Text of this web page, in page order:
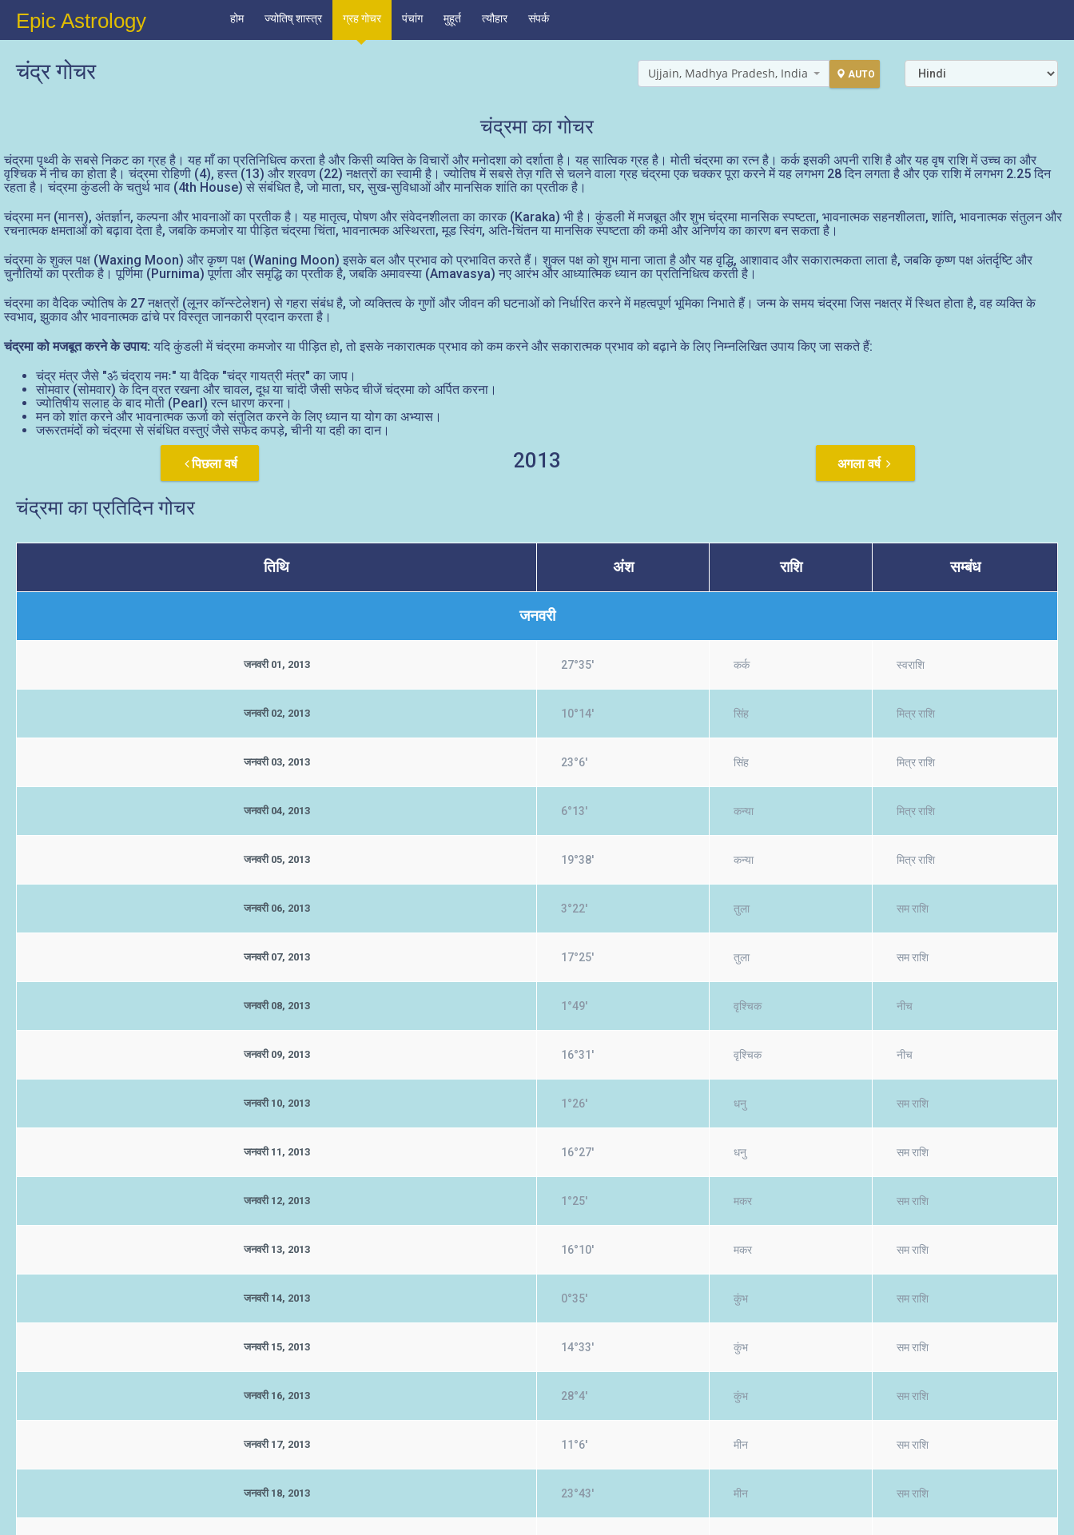
Epic Astrology होम ज्योतिष् शास्त्र ग्रह गोचर पंचांग मुहूर्त त्यौहार संपर्क
चंद्र गोचर Ujjain, Madhya Pradesh, India AUTO
चंद्रमा का गोचर
चंद्रमा पृथ्वी के सबसे निकट का ग्रह है। यह माँ का प्रतिनिधित्व करता है और किसी व्यक्ति के विचारों और मनोदशा को दर्शाता है। यह सात्विक ग्रह है। मोती चंद्रमा का रत्न है। कर्क इसकी अपनी राशि है और यह वृष राशि में उच्च का और
वृश्चिक में नीच का होता है। चंद्रमा रोहिणी (4), हस्त (13) और श्रवण (22) नक्षत्रों का स्वामी है। ज्योतिष में सबसे तेज़ गति से चलने वाला ग्रह चंद्रमा एक चक्कर पूरा करने में यह लगभग 28 दिन लगता है और एक राशि में लगभग 2.25 दिन
रहता है। चंद्रमा कुंडली के चतुर्थ भाव (4th House) से संबंधित है, जो माता, घर, सुख-सुविधाओं और मानसिक शांति का प्रतीक है।
चंद्रमा मन (मानस), अंतर्ज्ञान, कल्पना और भावनाओं का प्रतीक है। यह मातृत्व, पोषण और संवेदनशीलता का कारक (Karaka) भी है। कुंडली में मजबूत और शुभ चंद्रमा मानसिक स्पष्टता, भावनात्मक सहनशीलता, शांति, भावनात्मक संतुलन और
रचनात्मक क्षमताओं को बढ़ावा देता है, जबकि कमजोर या पीड़ित चंद्रमा चिंता, भावनात्मक अस्थिरता, मूड स्विंग, अति-चिंतन या मानसिक स्पष्टता की कमी और अनिर्णय का कारण बन सकता है।
चंद्रमा के शुक्ल पक्ष (Waxing Moon) और कृष्ण पक्ष (Waning Moon) इसके बल और प्रभाव को प्रभावित करते हैं। शुक्ल पक्ष को शुभ माना जाता है और यह वृद्धि, आशावाद और सकारात्मकता लाता है, जबकि कृष्ण पक्ष अंतर्दृष्टि और
चुनौतियों का प्रतीक है। पूर्णिमा (Purnima) पूर्णता और समृद्धि का प्रतीक है, जबकि अमावस्या (Amavasya) नए आरंभ और आध्यात्मिक ध्यान का प्रतिनिधित्व करती है।
चंद्रमा का वैदिक ज्योतिष के 27 नक्षत्रों (लूनर कॉन्स्टेलेशन) से गहरा संबंध है, जो व्यक्तित्व के गुणों और जीवन की घटनाओं को निर्धारित करने में महत्वपूर्ण भूमिका निभाते हैं। जन्म के समय चंद्रमा जिस नक्षत्र में स्थित होता है, वह व्यक्ति के
स्वभाव, झुकाव और भावनात्मक ढांचे पर विस्तृत जानकारी प्रदान करता है।
चंद्रमा को मजबूत करने के उपाय: यदि कुंडली में चंद्रमा कमजोर या पीड़ित हो, तो इसके नकारात्मक प्रभाव को कम करने और सकारात्मक प्रभाव को बढ़ाने के लिए निम्नलिखित उपाय किए जा सकते हैं:
चंद्र मंत्र जैसे "ॐ चंद्राय नमः" या वैदिक "चंद्र गायत्री मंत्र" का जाप।
सोमवार (सोमवार) के दिन व्रत रखना और चावल, दूध या चांदी जैसी सफेद चीजें चंद्रमा को अर्पित करना।
ज्योतिषीय सलाह के बाद मोती (Pearl) रत्न धारण करना।
मन को शांत करने और भावनात्मक ऊर्जा को संतुलित करने के लिए ध्यान या योग का अभ्यास।
जरूरतमंदों को चंद्रमा से संबंधित वस्तुएं जैसे सफेद कपड़े, चीनी या दही का दान।
पिछला वर्ष 2013 अगला वर्ष
चंद्रमा का प्रतिदिन गोचर
तिथि अंश राशि सम्बंध
जनवरी
जनवरी 01, 2013 27°35' कर्क स्वराशि
जनवरी 02, 2013 10°14' सिंह मित्र राशि
जनवरी 03, 2013 23°6' सिंह मित्र राशि
जनवरी 04, 2013 6°13' कन्या मित्र राशि
जनवरी 05, 2013 19°38' कन्या मित्र राशि
जनवरी 06, 2013 3°22' तुला सम राशि
जनवरी 07, 2013 17°25' तुला सम राशि
जनवरी 08, 2013 1°49' वृश्चिक नीच
जनवरी 09, 2013 16°31' वृश्चिक नीच
जनवरी 10, 2013 1°26' धनु सम राशि
जनवरी 11, 2013 16°27' धनु सम राशि
जनवरी 12, 2013 1°25' मकर सम राशि
जनवरी 13, 2013 16°10' मकर सम राशि
जनवरी 14, 2013 0°35' कुंभ सम राशि
जनवरी 15, 2013 14°33' कुंभ सम राशि
जनवरी 16, 2013 28°4' कुंभ सम राशि
जनवरी 17, 2013 11°6' मीन सम राशि
जनवरी 18, 2013 23°43' मीन सम राशि